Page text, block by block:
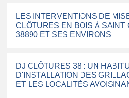
LES INTERVENTIONS DE
CLÔTURES EN BOIS À SAINT
38890 ET SES ENVIRONS
DJ CLÔTURES 38 : UN
D'INSTALLATION DES
ET LES LOCALITÉS